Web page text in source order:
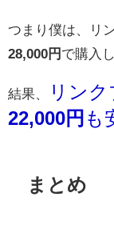
つまり僕は、リ
28,000円 で購入
結果、
リン
22,000円 も
まとめ